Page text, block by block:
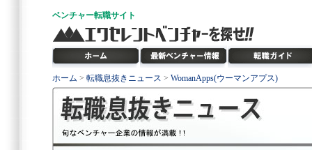
ベンチャー転職サイト
ホーム > 転職息抜きニュース > WomanApps(ウーマンアプス)